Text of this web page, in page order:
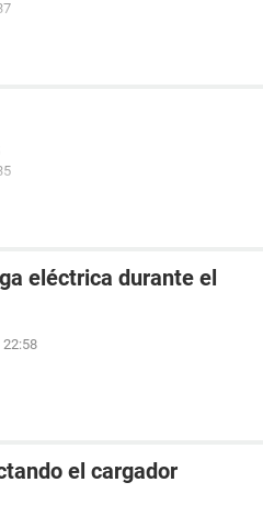
eléctrica durante el
22:58
el cargador